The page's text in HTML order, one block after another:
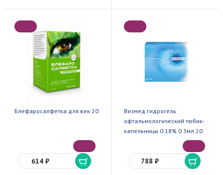
Блефаросалфетка для век 20
614 ₽
Визмед гидрогель
офтальмологический тюбик-
капельницы 0.18% 0.3мл 20
788 ₽